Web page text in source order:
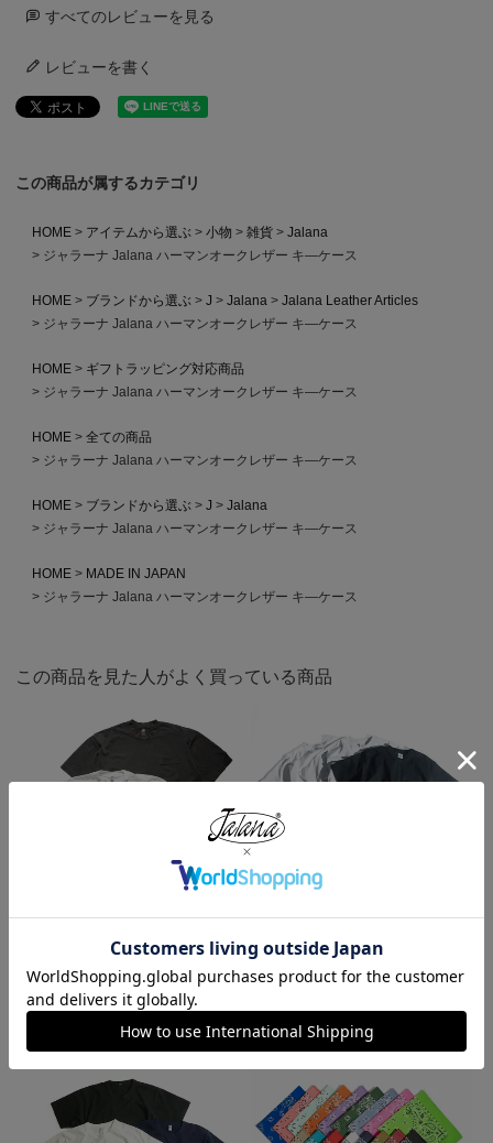
すべてのレビューを見る
レビューを書く
この商品が属するカテゴリ
HOME アイテムから選ぶ 小物 雑貨
Jalana
ジャラーナ Jalana ハーマンオークレザー キ―ケース
HOME ブランドから選ぶ J Jalana
Jalana Leather Articles
ジャラーナ Jalana ハーマンオークレザー キ―ケース
HOME
ギフトラッピング対応商品
ジャラーナ Jalana ハーマンオークレザー キ―ケース
HOME
全ての商品
ジャラーナ Jalana ハーマンオークレザー キ―ケース
HOME ブランドから選ぶ J
Jalana
ジャラーナ Jalana ハーマンオークレザー キ―ケース
HOME
MADE IN JAPAN
ジャラーナ Jalana ハーマンオークレザー キ―ケース
この商品を見た人がよく買っている商品
ロサンゼルスアパレル LOSANGE
LES APPAREL 1809GD 6.5オンス
半袖 ガーメントダイ ポケットTシ
¥3,990
キャンバー CAMBER 302 マック
スウェイト 半袖 ポケット Tシャ
ツ MADE IN USA